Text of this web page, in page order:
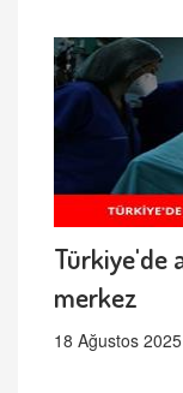
Türkiye'de
merkez
18 Ağustos